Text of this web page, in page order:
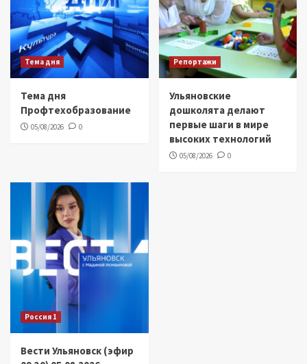
Тема дня
Тема дня
Профтехобразование
05/08/2026 0
Репортажи
Ульяновские
дошколята делают
первые шаги в мире
высоких технологий
05/08/2026 0
Россия 1
Вести Ульяновск (эфир